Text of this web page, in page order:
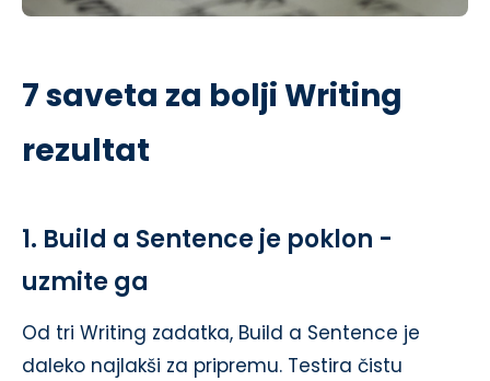
7 saveta za bolji Writing
rezultat
1. Build a Sentence je poklon -
uzmite ga
Od tri Writing zadatka, Build a Sentence je
daleko najlakši za pripremu. Testira čistu